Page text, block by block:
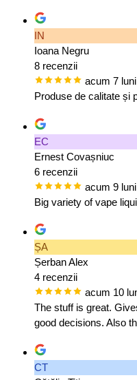
IN
Ioana Negru
8 recenzii
acum 7 luni
Produse de calitate și
EC
Ernest Covașniuc
6 recenzii
acum 9 luni
Big variety of vape
ȘA
Șerban Alex
4 recenzii
acum 10
The stuff is great.
good decisions. Also
CT